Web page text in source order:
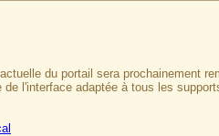
du portail sera prochainement
l'interface adaptée à tous les